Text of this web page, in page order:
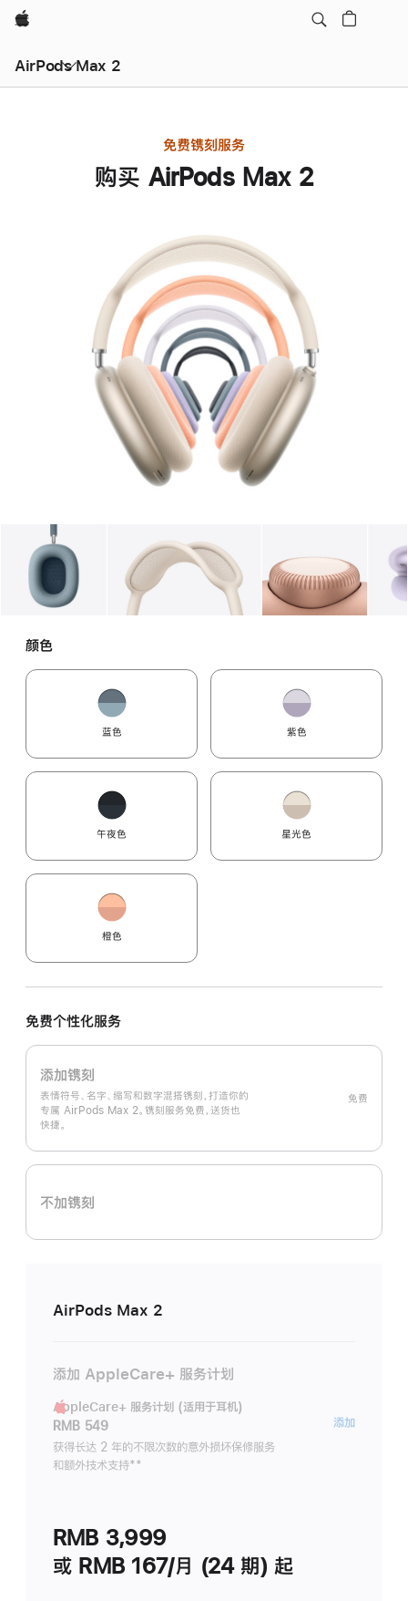
Apple
AirPods Max 2
免费镌刻服务
购买 AirPods Max 2
图库 1 图库 图像 图库 图像
颜色
蓝色 紫色
午夜色 星光色
橙色
免费个性化服务
添加镌刻
表情符号、名字、缩写和数字混搭镌刻，打造你的
专属 AirPods Max 2。镌刻服务免费，送货也
快捷。
免费
不加镌刻
AirPods Max 2
添加 AppleCare+ 服务计划
AppleCare+ 服务计划 (适用于耳机)
RMB 549
获得长达 2 年的不限次数的意外损坏保修服务
和额外技术支持脚
**
添加
RMB 3,999
或 RMB 167/月 (24 期) 起